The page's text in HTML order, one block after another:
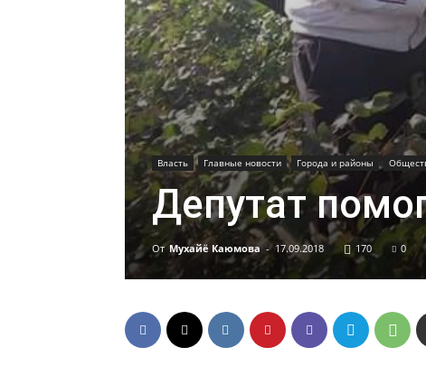
Власть Главные новости Города и районы
Депутат
От Мухайё Каюмова - 17.09.2018 170 0